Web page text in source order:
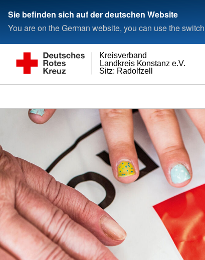
Sie befinden sich auf der deutschen Website
You are on the German website, you can use the
Sitz: Radolfzell
Landkreis Konstanz e.V.
Kreisverband